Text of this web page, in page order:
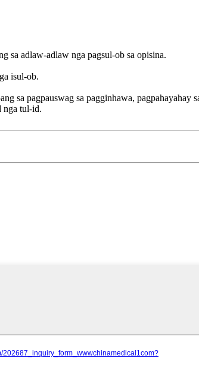
sa adlaw-adlaw nga pagsul-ob sa opisina.
isul-ob.
sa pagpauswag sa pagginhawa,
nga tul-id.